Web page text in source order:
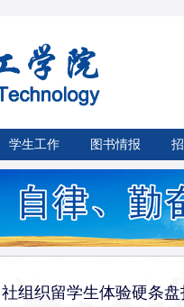
学生工作 图书情报
组织留学生体验硬条盘